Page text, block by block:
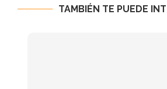
TAMBIÉN TE PUEDE